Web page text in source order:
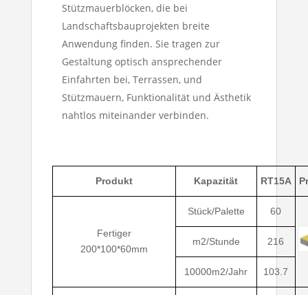
Stützmauerblöcken, die bei
Landschaftsbauprojekten breite
Anwendung finden. Sie tragen zur
Gestaltung optisch ansprechender
Einfahrten bei, Terrassen, und
Stützmauern, Funktionalität und Ästhetik
nahtlos miteinander verbinden.
Produkt Kapazität RT15A
Fertiger
200*100*60mm
Stück/Palette 60
m2/Stunde 216
10000m2/Jahr 103.7